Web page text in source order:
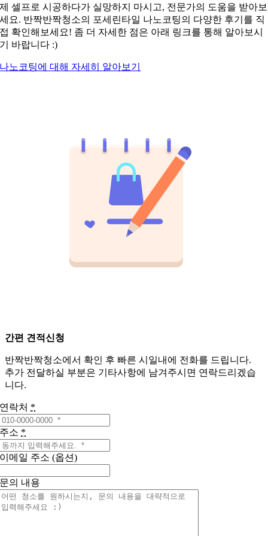
제 셀프로 시공하다가 실망하지 마시고, 전문가의 도움을 받아보
세요. 반짝반짝청소의 포세린타일 나노코팅의 다양한 후기를 직
접 확인해보세요! 좀 더 자세한 점은 아래 링크를 통해 알아보시
기 바랍니다 :)
나노코팅에 대해 자세히 알아보기
간편 견적신청
반짝반짝청소에서 확인 후 빠른 시일내에 전화를 드립니다.
추가 전달하실 부분은 기타사항에 남겨주시면 연락드리겠습
니다.
연락처 *
주소 *
이메일 주소 (옵션)
문의 내용